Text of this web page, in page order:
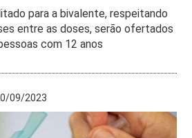
para a bivalente, respeitando
entre as doses, serão ofertados
com 12 anos
09/2023